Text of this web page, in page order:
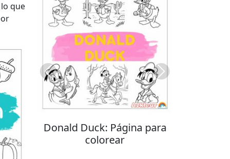
que
Donald Duck: Página para
colorear
Previous Next